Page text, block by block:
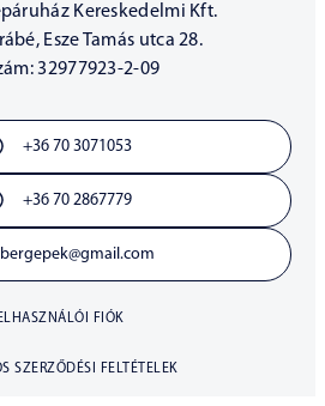
Kereskedelmi Kft.
Esze Tamás utca 28.
32977923-2-09
+36 70 3071053
+36 70 2867779
bergepek@gmail.com
FIÓK
SZERZŐDÉSI FELTÉTELEK